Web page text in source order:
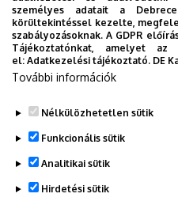
személyes adatait a
körültekintéssel kezelte,
szabályozásoknak. A GDPR
Tájékoztatónkat, amelyet
el: Adatkezelési tájékoztató. DE
További információk
Nélkülözhetetlen sütik
Funkcionális sütik
Analitikai sütik
Hirdetési sütik